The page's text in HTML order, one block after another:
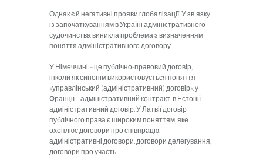
Однак є й негативні прояви глобалізації. У зв'язку
із започаткуванням в Україні адміністративного
судочинства виникла проблема з визначенням
поняття адміністративного договору.
У Німеччині – це публічно-правовий договір,
інколи як синонім використовується поняття
«управлінський (адміністративний) договір», у
Франції – адміністративний контракт, в Естонії –
адміністративний договір. У Латвії договір
публічного права є широким поняттям, яке
охоплює договори про співпрацю,
адміністративні договори, договори делегування,
договори про участь.